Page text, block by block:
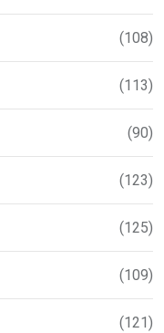
(108)
(113)
(90)
(123)
(125)
(109)
(121)